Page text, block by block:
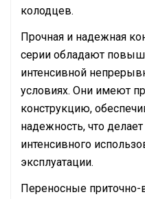
колодцев.
Прочная и надежная
серии обладают
интенсивной
условиях. Они имеют
конструкцию,
надежность, что
интенсивного
эксплуатации.
Переносные